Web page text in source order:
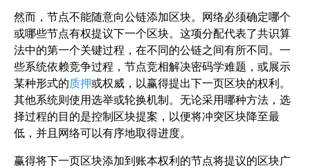
然而，节点不能随意向公链添加区块。网络必须确定哪个
或哪些节点有权提议下一个区块。这项分配代表了共识算
法中的第一个关键过程，在不同的公链之间有所不同。一
些系统依赖竞争过程，节点竞相解决密码学难题，或展示
某种形式的质押或权威，以赢得提出下一页区块的权利。
其他系统则使用选举或轮换机制。无论采用哪种方法，选
择过程的目的是控制区块提案，以便将冲突区块降至最
低，并且网络可以有序地取得进度。
赢得将下一页区块添加到账本权利的节点将提议的区块广